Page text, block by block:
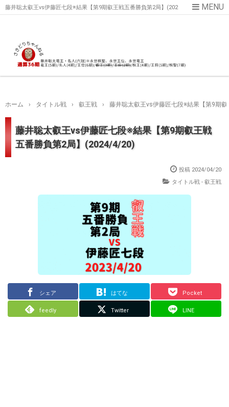
藤井聡太叡王vs伊藤匠七段※結果【第9期叡王戦五番勝負第2局】(202
ホーム › タイトル戦 › 叡王戦 › 藤井聡太叡王vs伊藤匠七段※結果【第9期
藤井聡太叡王vs伊藤匠七段※結果【第9期叡王戦
五番勝負第2局】(2024/4/20)
投稿 2024/04/20
タイトル戦 - 叡王戦
シェア はてな Pocket
feedly Twitter LINE